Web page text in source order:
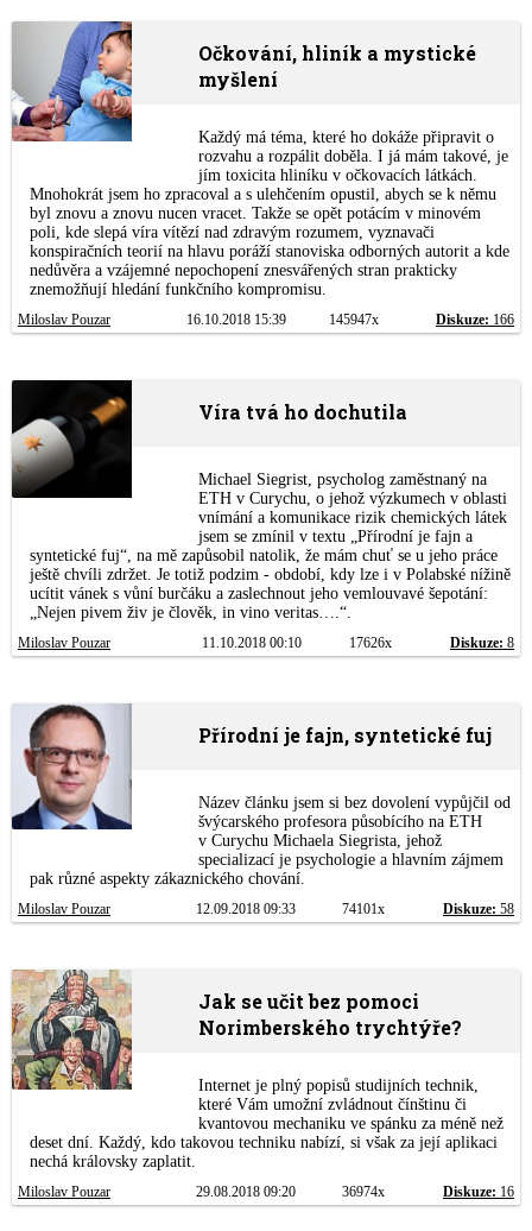
Očkování, hliník a mystické
myšlení
Každý má téma, které ho dokáže připravit o
rozvahu a rozpálit doběla. I já mám takové, je
jím toxicita hliníku v očkovacích látkách.
Mnohokrát jsem ho zpracoval a s ulehčením opustil, abych se k němu
byl znovu a znovu nucen vracet. Takže se opět potácím v minovém
poli, kde slepá víra vítězí nad zdravým rozumem, vyznavači
konspiračních teorií na hlavu poráží stanoviska odborných autorit a kde
nedůvěra a vzájemné nepochopení znesvářených stran prakticky
znemožňují hledání funkčního kompromisu.
Miloslav Pouzar 16.10.2018 15:39 145947x Diskuze: 166
Víra tvá ho dochutila
Michael Siegrist, psycholog zaměstnaný na
ETH v Curychu, o jehož výzkumech v oblasti
vnímání a komunikace rizik chemických látek
jsem se zmínil v textu „Přírodní je fajn a
syntetické fuj“, na mě zapůsobil natolik, že mám chuť se u jeho práce
ještě chvíli zdržet. Je totiž podzim - období, kdy lze i v Polabské nížině
ucítit vánek s vůní burčáku a zaslechnout jeho vemlouvavé šepotání:
„Nejen pivem živ je člověk, in vino veritas….“.
Miloslav Pouzar 11.10.2018 00:10 17626x Diskuze: 8
Přírodní je fajn, syntetické fuj
Název článku jsem si bez dovolení vypůjčil od
švýcarského profesora působícího na ETH
v Curychu Michaela Siegrista, jehož
specializací je psychologie a hlavním zájmem
pak různé aspekty zákaznického chování.
Miloslav Pouzar 12.09.2018 09:33 74101x Diskuze: 58
Jak se učit bez pomoci
Norimberského trychtýře?
Internet je plný popisů studijních technik,
které Vám umožní zvládnout čínštinu či
kvantovou mechaniku ve spánku za méně než
deset dní. Každý, kdo takovou techniku nabízí, si však za její aplikaci
nechá královsky zaplatit.
Miloslav Pouzar 29.08.2018 09:20 36974x Diskuze: 16